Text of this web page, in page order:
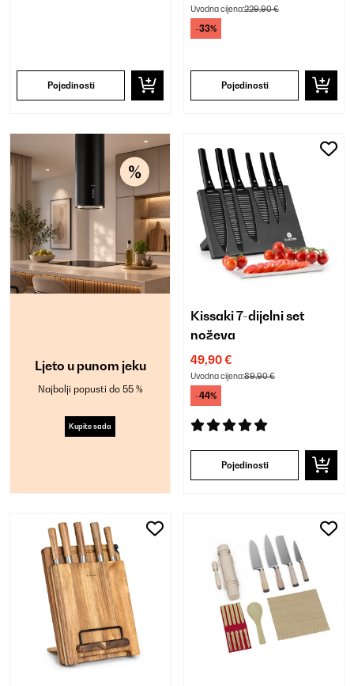
Pojedinosti
Uvodna cijena:229,90 €
-33%
Pojedinosti
Ljeto u punom jeku
Najbolji popusti do 55 %
Kupite sada
Kissaki 7-dijelni set
noževa
49,90 €
Uvodna cijena:89,90 €
-44%
Pojedinosti